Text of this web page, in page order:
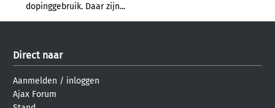
dopinggebruik. Daar zijn...
Direct naar
Aanmelden / inloggen
Ajax Forum